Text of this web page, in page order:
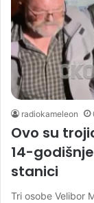
radiokameleon
Ovo su
14-
stanici
Tri osobe Velibor